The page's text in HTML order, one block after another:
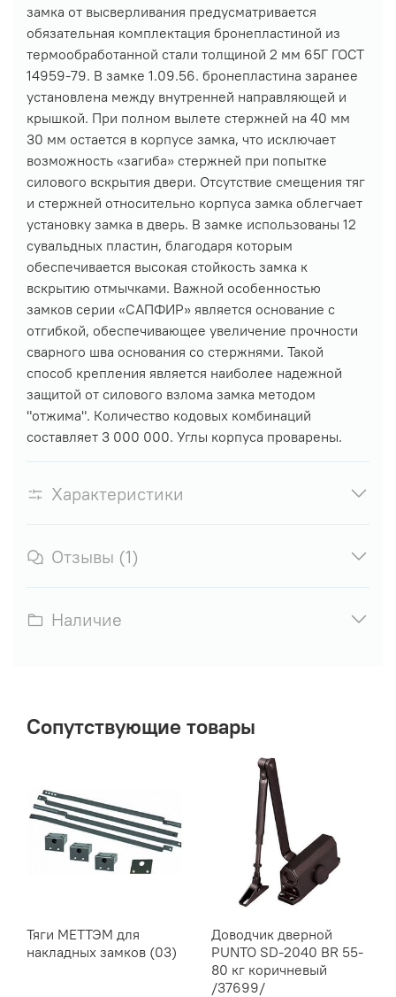
замка от высверливания предусматривается
обязательная комплектация бронепластиной из
термообработанной стали толщиной 2 мм 65Г ГОСТ
14959-79. В замке 1.09.56. бронепластина заранее
установлена между внутренней направляющей и
крышкой. При полном вылете стержней на 40 мм
30 мм остается в корпусе замка, что исключает
возможность «загиба» стержней при попытке
силового вскрытия двери. Отсутствие смещения тяг
и стержней относительно корпуса замка облегчает
установку замка в дверь. В замке использованы 12
сувальдных пластин, благодаря которым
обеспечивается высокая стойкость замка к
вскрытию отмычками. Важной особенностью
замков серии «САПФИР» является основание с
отгибкой, обеспечивающее увеличение прочности
сварного шва основания со стержнями. Такой
способ крепления является наиболее надежной
защитой от силового взлома замка методом
"отжима". Количество кодовых комбинаций
составляет 3 000 000. Углы корпуса проварены.
Характеристики
Отзывы (1)
Наличие
Сопутствующие товары
Тяги МЕТТЭМ для
накладных замков (03)
Доводчик дверной
PUNTO SD-2040 BR 55-
80 кг коричневый
/37699/